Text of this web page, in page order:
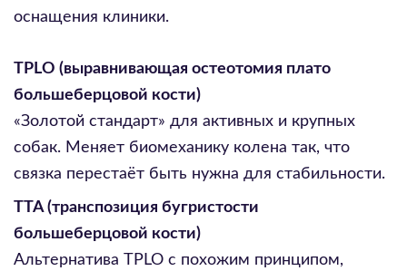
оснащения клиники.
TPLO (выравнивающая остеотомия плато
большеберцовой кости)
«Золотой стандарт» для активных и крупных
собак. Меняет биомеханику колена так, что
связка перестаёт быть нужна для стабильности.
TTA (транспозиция бугристости
большеберцовой кости)
Альтернатива TPLO с похожим принципом,